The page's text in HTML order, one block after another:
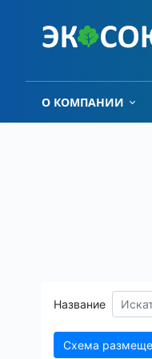
О КОМПАНИИ